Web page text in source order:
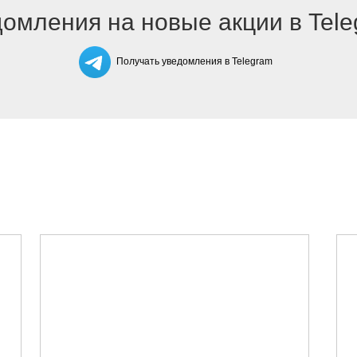
на новые акции в
Получать уведомления в Telegram